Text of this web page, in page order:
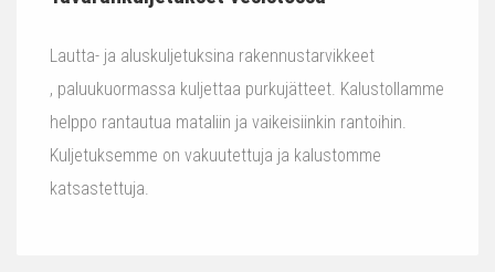
Lautta- ja aluskuljetuksina rakennustarvikkeet
, paluukuormassa kuljettaa purkujätteet. Kalustollamme
helppo rantautua mataliin ja vaikeisiinkin rantoihin.
Kuljetuksemme on vakuutettuja ja kalustomme
katsastettuja.